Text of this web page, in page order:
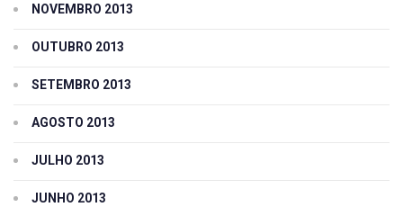
NOVEMBRO 2013
OUTUBRO 2013
SETEMBRO 2013
AGOSTO 2013
JULHO 2013
JUNHO 2013